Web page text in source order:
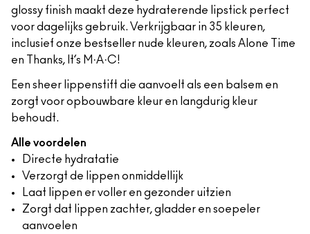
glossy finish maakt deze hydraterende lipstick perfect
voor dagelijks gebruik. Verkrijgbaar in 35 kleuren,
inclusief onze bestseller nude kleuren, zoals Alone Time
en Thanks, It’s M·A·C!
Een sheer lippenstift die aanvoelt als een balsem en
zorgt voor opbouwbare kleur en langdurig kleur
behoudt.
Alle voordelen
Directe hydratatie
Verzorgt de lippen onmiddellijk
Laat lippen er voller en gezonder uitzien
Zorgt dat lippen zachter, gladder en soepeler
aanvoelen